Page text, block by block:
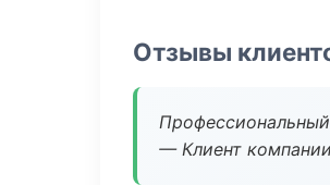
Отзывы
— Клиент компании